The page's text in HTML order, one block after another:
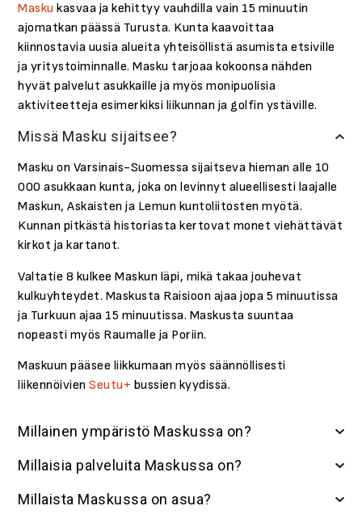
Masku kasvaa ja kehittyy vauhdilla vain 15 minuutin
ajomatkan päässä Turusta. Kunta kaavoittaa
kiinnostavia uusia alueita yhteisöllistä asumista etsiville
ja yritystoiminnalle. Masku tarjoaa kokoonsa nähden
hyvät palvelut asukkaille ja myös monipuolisia
aktiviteetteja esimerkiksi liikunnan ja golfin ystäville.
Missä Masku sijaitsee?
Masku on Varsinais-Suomessa sijaitseva hieman alle 10
000 asukkaan kunta, joka on levinnyt alueellisesti laajalle
Maskun, Askaisten ja Lemun kuntoliitosten myötä.
Kunnan pitkästä historiasta kertovat monet viehättävät
kirkot ja kartanot.
Valtatie 8 kulkee Maskun läpi, mikä takaa jouhevat
kulkuyhteydet. Maskusta Raisioon ajaa jopa 5 minuutissa
ja Turkuun ajaa 15 minuutissa. Maskusta suuntaa
nopeasti myös Raumalle ja Poriin.
Maskuun pääsee liikkumaan myös säännöllisesti
liikennöivienSeutu+ bussien kyydissä.
Millainen ympäristö Maskussa on?
Millaisia palveluita Maskussa on?
Millaista Maskussa on asua?